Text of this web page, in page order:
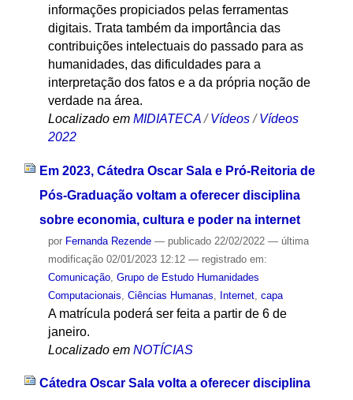
informações propiciados pelas ferramentas
digitais. Trata também da importância das
contribuições intelectuais do passado para as
humanidades, das dificuldades para a
interpretação dos fatos e a da própria noção de
verdade na área.
Localizado em MIDIATECA /Vídeos /Vídeos
2022
Em 2023, Cátedra Oscar Sala e Pró-Reitoria de
Pós-Graduação voltam a oferecer disciplina
sobre economia, cultura e poder na internet
por Fernanda Rezende — publicado22/02/2022 — última
modificação02/01/2023 12:12 — registrado em:
Comunicação, Grupo de Estudo Humanidades
Computacionais Ciências Humanas Internet, capa
A matrícula poderá ser feita a partir de 6 de
janeiro.
Localizado em NOTÍCIAS
Cátedra Oscar Sala volta a oferecer disciplina